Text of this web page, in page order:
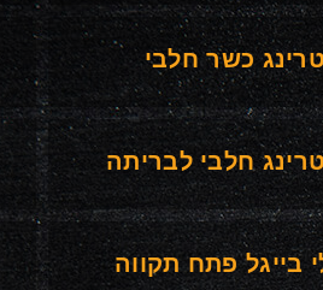
כשר חלבי
חלבי לבריתה
בייגל פתח תקווה